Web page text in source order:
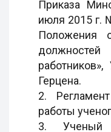
Приказа
июля 2015 г.
Положения
Герцена.
2.
работы
3. Ученый